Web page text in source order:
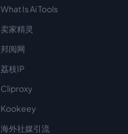
What Is Ai Tools
卖家精灵
邦阅网
荔枝IP
Cliproxy
Kookeey
海外社媒引流